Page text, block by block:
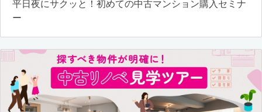
平日夜にサクッと！初めての中古マンション購入セミナ
ー